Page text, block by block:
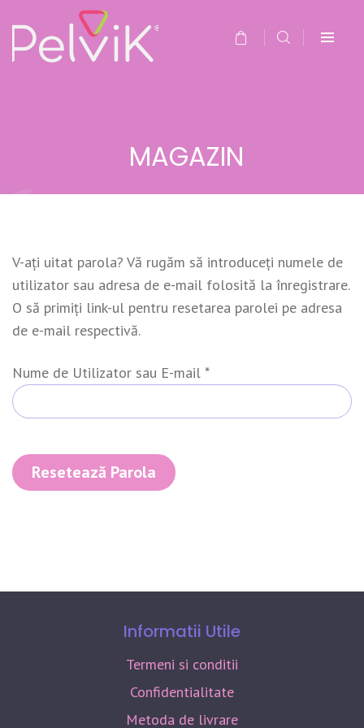
MAGAZIN
V-aţi uitat parola? Vă rugăm să introduceţi numele de
utilizator sau adresa de e-mail folosită la înregistrare.
O să primiţi link-ul pentru resetarea parolei pe adresa
de e-mail respectivă.
Nume de Utilizator sau E-mail *Obligatoriu
Resetează Parola
Informatii Utile
Termeni si conditii
Confidentialitate
Metoda de livrare